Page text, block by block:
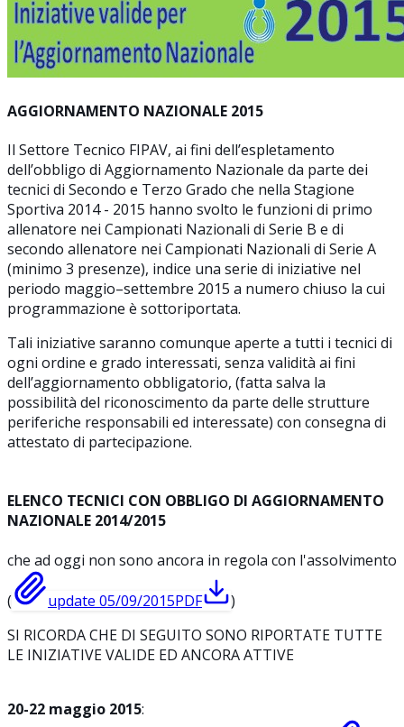
AGGIORNAMENTO NAZIONALE 2015
Il Settore Tecnico FIPAV, ai fini dell’espletamento
dell’obbligo di Aggiornamento Nazionale da parte dei
tecnici di Secondo e Terzo Grado che nella Stagione
Sportiva 2014 - 2015 hanno svolto le funzioni di primo
allenatore nei Campionati Nazionali di Serie B e di
secondo allenatore nei Campionati Nazionali di Serie A
(minimo 3 presenze), indice una serie di iniziative nel
periodo maggio–settembre 2015 a numero chiuso la cui
programmazione è sottoriportata.
Tali iniziative saranno comunque aperte a tutti i tecnici di
ogni ordine e grado interessati, senza validità ai fini
dell’aggiornamento obbligatorio, (fatta salva la
possibilità del riconoscimento da parte delle strutture
periferiche responsabili ed interessate) con consegna di
attestato di partecipazione.
ELENCO TECNICI CON OBBLIGO DI AGGIORNAMENTO
NAZIONALE 2014/2015
che ad oggi non sono ancora in regola con l'assolvimento
( update 05/09/2015PDF
)
SI RICORDA CHE DI SEGUITO SONO RIPORTATE TUTTE
LE INIZIATIVE VALIDE ED ANCORA ATTIVE
20-22 maggio 2015: